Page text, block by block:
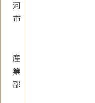
河
市
産
業
部